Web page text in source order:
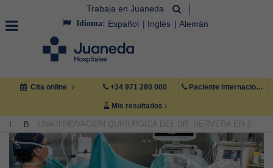
Trabaja en Juaneda
Idioma: Español Inglés Alemán
Cita online +34 971 280 000 Paciente internacional +34 971 222 222
Mis resultados
INICIO BLOG UNA INNOVACIÓN QUIRÚRGICA DEL DR. SERVERA EN JUANEDA MIRAMAR HACE MÁS SEGURA Y RÁPIDA LA CIRUGÍA PARA LAS PIEDRAS EN EL RIÑÓN